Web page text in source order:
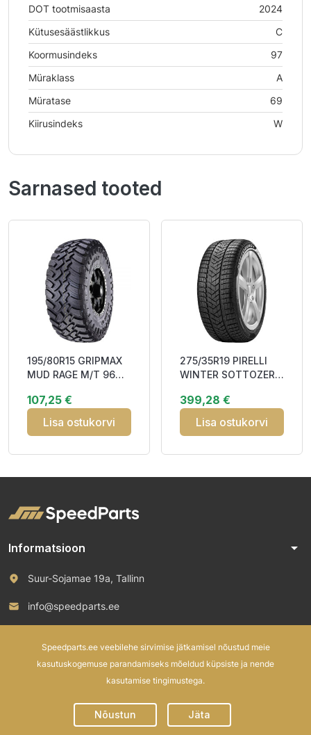
DOT tootmisaasta
2024
Kütusesäästlikkus
C
Koormusindeks
97
Müraklass
A
Müratase
69
Kiirusindeks
W
Sarnased tooted
195/80R15 GRIPMAX
MUD RAGE M/T 96Q
107,25 €
Lisa ostukorvi
275/35R19 PIRELLI
WINTER SOTTOZERO
MOE FSL
399,28 €
Lisa ostukorvi
Informatsioon arrow_drop_down
Suur-Sojamae 19a, Tallinn
info@speedparts.ee
Speedparts.ee veebilehe sirvimise jätkamisel nõustud meie
kasutuskogemuse parandamiseks mõeldud küpsiste ja nende
kasutamise tingimustega.
Nõustun Jäta